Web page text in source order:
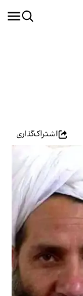
اشتراک‌گذاری